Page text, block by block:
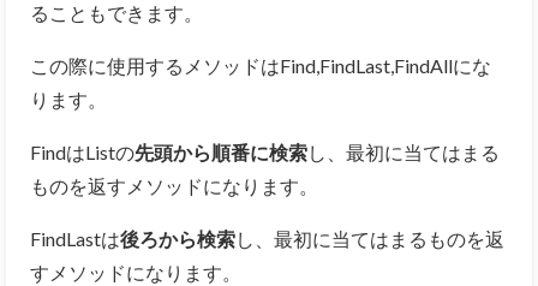
ることもできます。
この際に使用するメソッドはFind,FindLast,FindAllにな
ります。
FindはListの先頭から順番に検索し、最初に当てはまる
ものを返すメソッドになります。
FindLastは後ろから検索し、最初に当てはまるものを返
すメソッドになります。